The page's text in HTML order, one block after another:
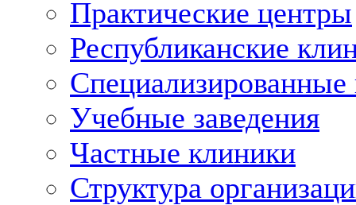
Практические центры
Республиканские
Учебные заведения
Частные клиники
Структура